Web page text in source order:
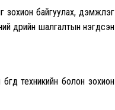
зохион байгуулах, дэмжлэг
өдрийн шалгалтын нэгдсэн
техникийн болон зохион